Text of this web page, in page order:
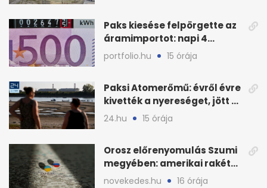
Paks kiesése felpörgette az
áramimportot: napi 4
milliárd forintos számla
portfolio.hu 15 órája
Paksi Atomerőmű: évről évre
kivették a nyereséget, jött a
baj
24.hu 15 órája
Orosz előrenyomulás Szumi
megyében: amerikai rakéták
is zsákmányként
novekedes.hu 16 órája